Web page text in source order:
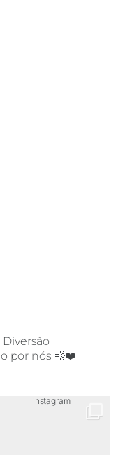
Diversão
por nós 💨❤️